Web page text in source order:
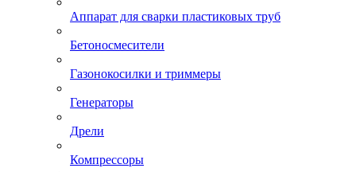
Аппарат для сварки пластиковых труб
Бетоносмесители
Газонокосилки и триммеры
Генераторы
Дрели
Компрессоры